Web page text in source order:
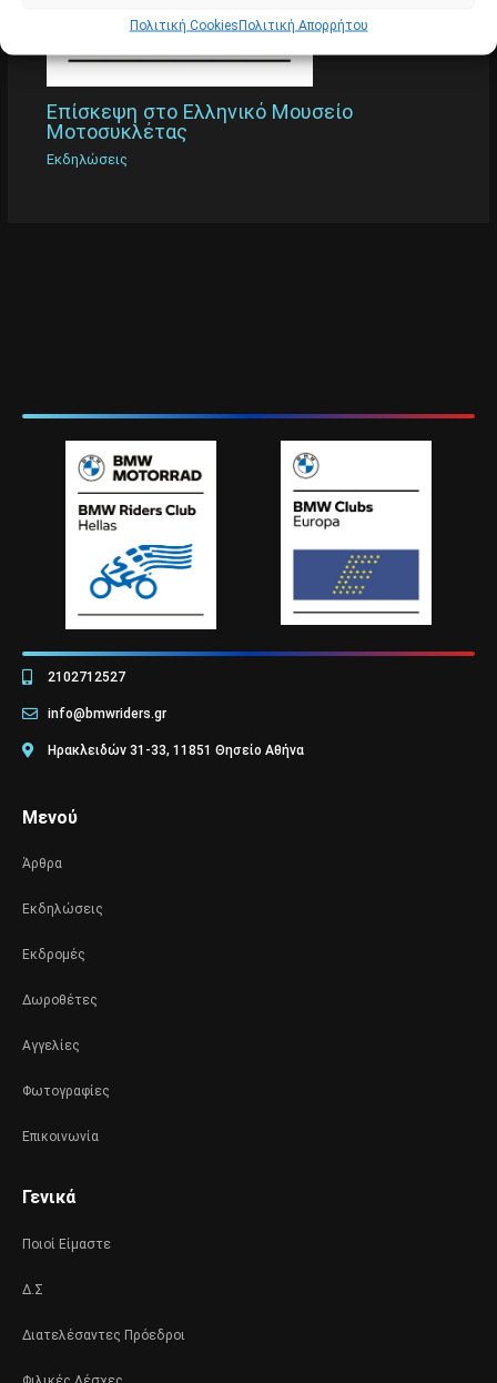
Πολιτική CookiesΠολιτική Απορρήτου
Επίσκεψη στο Ελληνικό Μουσείο
Μοτοσυκλέτας
Εκδηλώσεις
2102712527
info@bmwriders.gr
Ηρακλειδών 31-33, 11851 Θησείο Αθήνα
Μενού
Άρθρα
Εκδηλώσεις
Εκδρομές
Δωροθέτες
Αγγελίες
Φωτογραφίες
Επικοινωνία
Γενικά
Ποιοί Είμαστε
Δ.Σ
Διατελέσαντες Πρόεδροι